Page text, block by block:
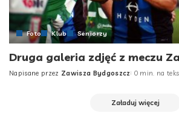
Foto Klub Seniorzy
Druga galeria zdjęć z meczu
Posted
Napisane przez Zawisza Bydgoszcz 0 min. na
Załaduj więcej